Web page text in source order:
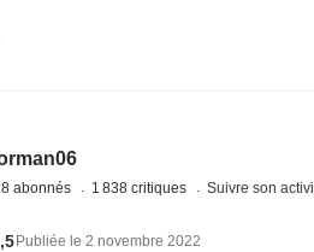
abonnés 1 838 critiques Suivre son
Publiée le 2 novembre 2022